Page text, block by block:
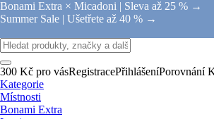
Bonami Extra × Micadoni | Sleva až 25 % →
Summer Sale | Ušetřete až 40 % →
300 Kč pro vásRegistracePřihlášeníPorovnání
Kategorie
Místnosti
Bonami Extra